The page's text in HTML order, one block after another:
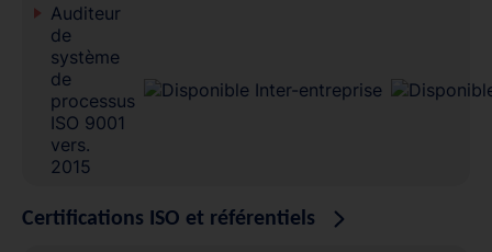
Auditeur
de
système
de
processus
ISO 9001
vers.
2015
Certifications ISO et référentiels